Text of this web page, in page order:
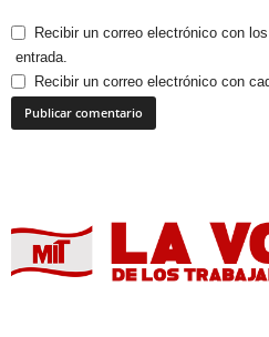
Recibir un correo electrónico con
entrada.
Recibir un correo electrónico con